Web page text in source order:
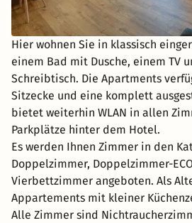
Hier wohnen Sie in klassisch
einem Bad mit Dusche, einem TV
Schreibtisch. Die Apartments
Sitzecke und eine komplett
bietet weiterhin WLAN in allen
Parkplätze hinter dem Hotel.
Es werden Ihnen Zimmer in den
Doppelzimmer, Doppelzimmer-
Vierbettzimmer angeboten. Als
Appartements mit kleiner
Alle Zimmer sind